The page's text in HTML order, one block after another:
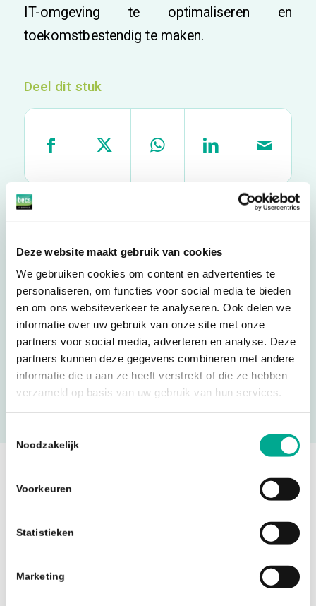
Deze website maakt gebruik van cookies
We gebruiken cookies om content en advertenties te
personaliseren, om functies voor social media te bieden
en om ons websiteverkeer te analyseren. Ook delen we
informatie over uw gebruik van onze site met onze
partners voor social media, adverteren en analyse. Deze
partners kunnen deze gegevens combineren met andere
informatie die u aan ze heeft verstrekt of die ze hebben
verzameld op basis van uw gebruik van hun services.
Noodzakelijk
Voorkeuren
Statistieken
Marketing
IT-omgeving te optimaliseren en
toekomstbestendig te maken.
Deel dit stuk
Hoe kunnen we jouw IT
makkelijker maken?
Neem contact op